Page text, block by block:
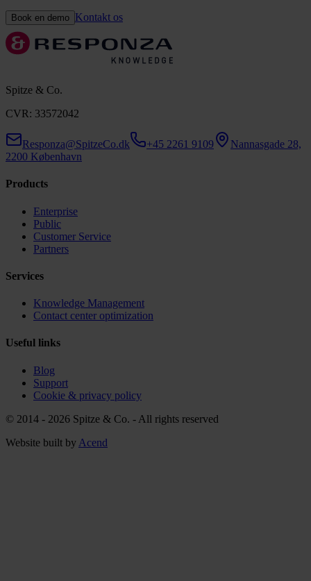
Book en demo Kontakt os
Spitze & Co.
CVR: 33572042
Responza@SpitzeCo.dk +45 2261 9109
Nannasgade 28,
2200 København
Products
Enterprise
Public
Customer Service
Partners
Services
Knowledge Management
Contact center optimization
Useful links
Blog
Support
Cookie & privacy policy
© 2014 - 2026 Spitze & Co. - All rights reserved
Website built by Acend